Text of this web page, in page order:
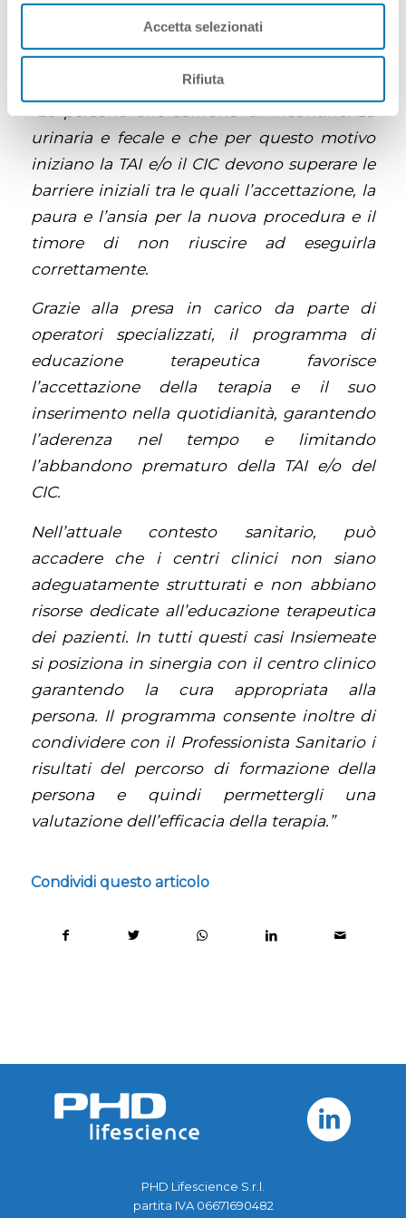
Accetta selezionati
Rifiuta
offrire ai pazienti un PSP associato alle
soluzioni terapeutiche LoFric e Navina
urinaria e fecale e che per questo motivo
iniziano la TAI e/o il CIC devono superare le
barriere iniziali tra le quali l’accettazione, la
paura e l’ansia per la nuova procedura e il
timore di non riuscire ad eseguirla
correttamente.
Grazie alla presa in carico da parte di
operatori specializzati, il programma di
educazione terapeutica favorisce
l’accettazione della terapia e il suo
inserimento nella quotidianità, garantendo
l’aderenza nel tempo e limitando
l’abbandono prematuro della TAI e/o del
CIC.
Nell’attuale contesto sanitario, può
accadere che i centri clinici non siano
adeguatamente strutturati e non abbiano
risorse dedicate all’educazione terapeutica
dei pazienti. In tutti questi casi Insiemeate
si posiziona in sinergia con il centro clinico
garantendo la cura appropriata alla
persona. Il programma consente inoltre di
condividere con il Professionista Sanitario i
risultati del percorso di formazione della
persona e quindi permettergli una
valutazione dell’efficacia della terapia.”
Condividi questo articolo
PHD Lifescience S.r.l.
partita IVA 06671690482